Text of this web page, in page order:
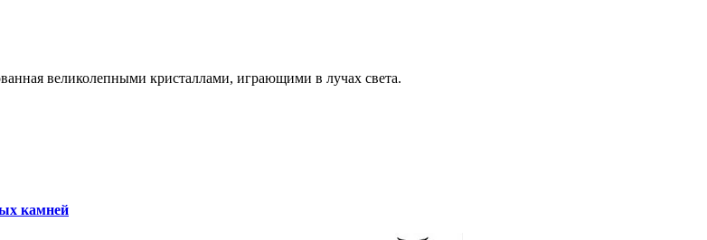
великолепными кристаллами, играющими в лучах света.
камней